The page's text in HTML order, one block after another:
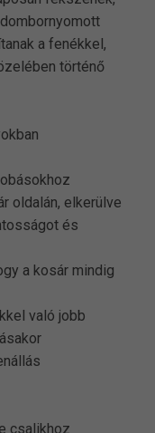
a fenékkel,
történő
oldalán, elkerülve
és
a kosár mindig
való jobb
csalikhoz